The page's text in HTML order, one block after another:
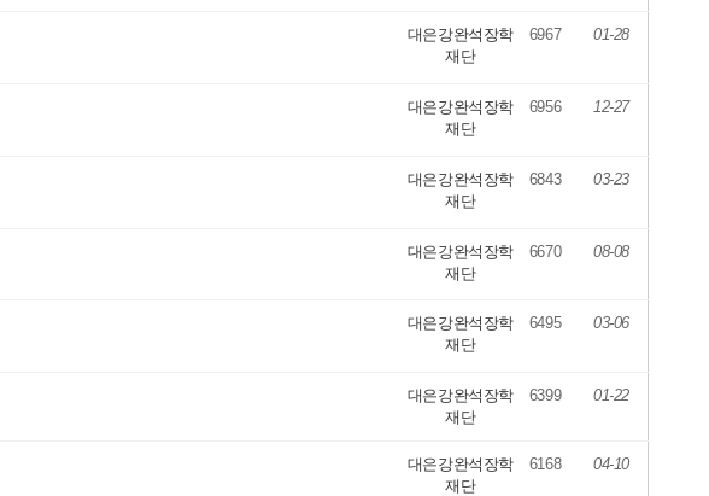
대은강완석장학
재단
6967 01-28
대은강완석장학
재단
6956 12-27
대은강완석장학
재단
6843 03-23
대은강완석장학
재단
6670 08-08
대은강완석장학
재단
6495 03-06
대은강완석장학
재단
6399 01-22
대은강완석장학
재단
6168 04-10